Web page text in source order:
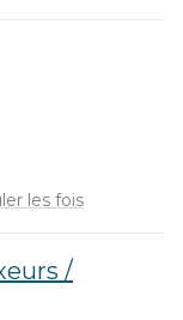
les fois
/